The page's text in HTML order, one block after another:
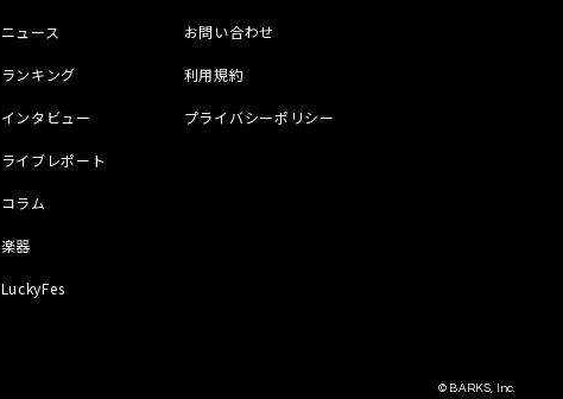
ニュース
ランキング
インタビュー
ライブレポート
コラム
楽器
LuckyFes
お問い合わせ
利用規約
プライバシーポリシー
© BARKS, Inc.